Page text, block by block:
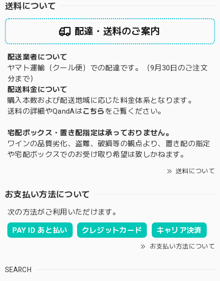
送料について
配達・送料のご案内
配送業者について
ヤマト運輸（クール便）での配達です。（9月30日のご注文
分まで）
配送料金について
購入本数および配送地域に応じた料金体系となります。
送料の詳細やQandAはこちら をご覧ください。
宅配ボックス・置き配指定は承っておりません。
ワインの品質劣化、盗難、破損等の観点より、置き配の指定
や宅配ボックスでのお受け取り希望は致しかねます。
送料について
お支払い方法について
次の方法がご利用いただけます。
PAY ID あと払い クレジットカード キャリア決済
お支払い方法について
SEARCH